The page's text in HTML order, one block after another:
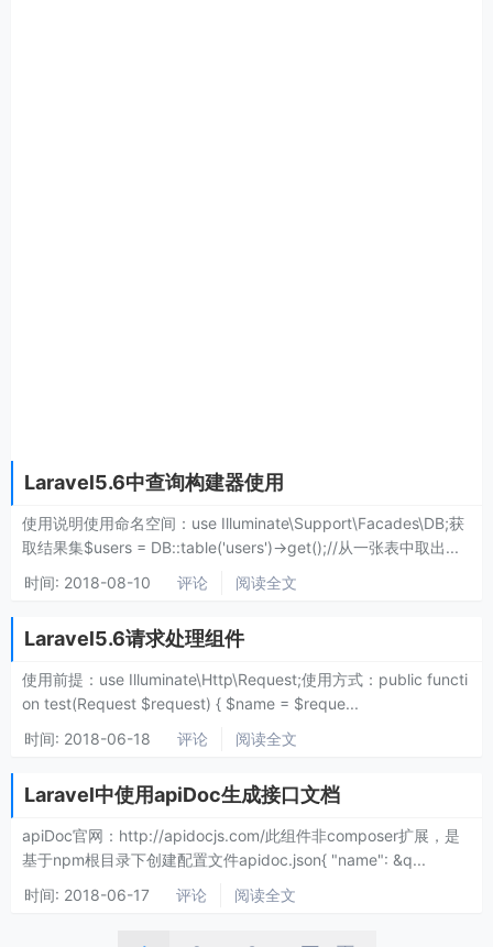
Laravel5.6中查询构建器使用
使用说明使用命名空间：use Illuminate\Support\Facades\DB;获
取结果集$users = DB::table('users')->get();//从一张表中取出...
时间: 2018-08-10 评论 阅读全文
Laravel5.6请求处理组件
使用前提：use Illuminate\Http\Request;使用方式：public functi
on test(Request $request) { $name = $reque...
时间: 2018-06-18 评论 阅读全文
Laravel中使用apiDoc生成接口文档
apiDoc官网：http://apidocjs.com/此组件非composer扩展，是
基于npm根目录下创建配置文件apidoc.json{ "name": &q...
时间: 2018-06-17 评论 阅读全文